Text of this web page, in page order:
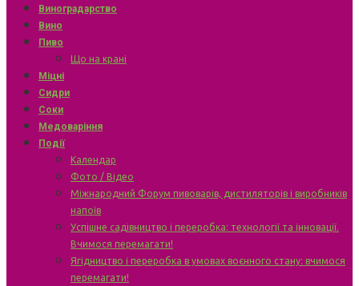
Виноградарство
Вино
Пиво
Що на крані
Міцні
Сидри
Соки
Медоваріння
Події
Календар
Фото / Відео
Міжнародний Форум пивоварів, дистиляторів і виробників
напоїв
Успішне садівництво і переробка: технології та інновації.
Вчимося перемагати!
Ягідництво і переробка в умовах воєнного стану: вчимося
перемагати!